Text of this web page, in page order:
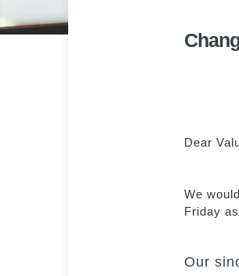
Dear
We
Friday
Our